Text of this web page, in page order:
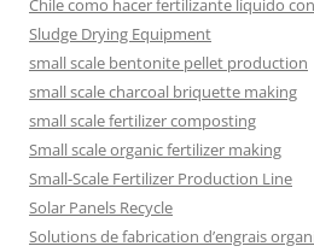
Chile como hacer fertilizante líquido
Sludge Drying Equipment
small scale bentonite pellet production
small scale charcoal briquette making
small scale fertilizer composting
Small scale organic fertilizer making
Small-Scale Fertilizer Production Line
Solar Panels Recycle
Solutions de fabrication d’engrais